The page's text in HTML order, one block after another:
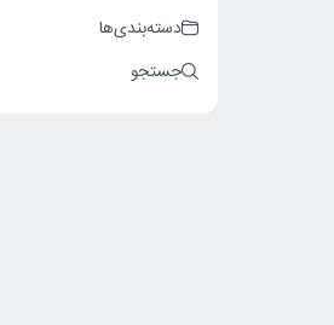
دسته‌بندی‌ها
جستجو